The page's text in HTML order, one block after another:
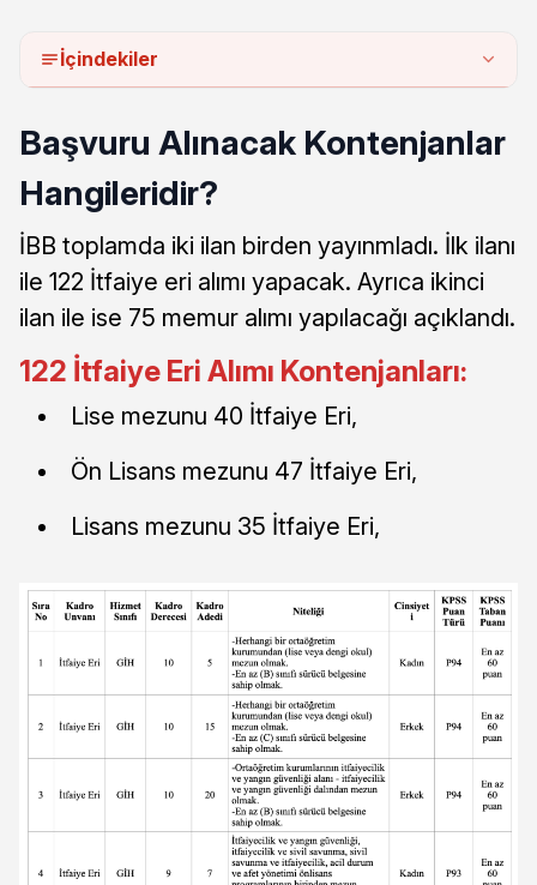
İçindekiler
Başvuru Alınacak Kontenjanlar
Hangileridir?
İBB toplamda iki ilan birden yayınmladı. İlk ilanı
ile 122 İtfaiye eri alımı yapacak. Ayrıca ikinci
ilan ile ise 75 memur alımı yapılacağı açıklandı.
122 İtfaiye Eri Alımı Kontenjanları:
Lise mezunu 40 İtfaiye Eri,
Ön Lisans mezunu 47 İtfaiye Eri,
Lisans mezunu 35 İtfaiye Eri,